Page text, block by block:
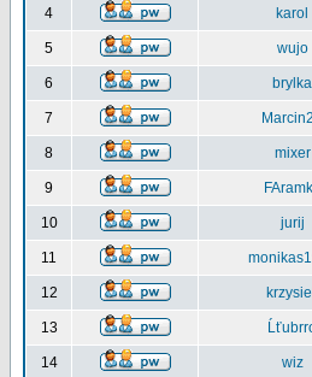
4 karol
5 wujo
6 brylka
7
8 mixer
9
10 jurij
11
12
13
14 wiz